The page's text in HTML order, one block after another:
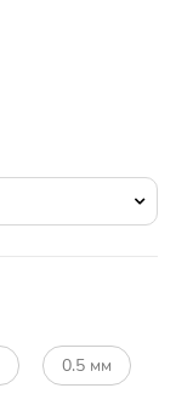
0.5 мм